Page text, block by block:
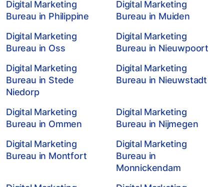
Digital Marketing
Bureau in Philippine
Digital Marketing
Bureau in Muiden
Digital Marketing
Bureau in Oss
Digital Marketing
Bureau in Nieuwpoort
Digital Marketing
Bureau in Stede
Niedorp
Digital Marketing
Bureau in Nieuwstadt
Digital Marketing
Bureau in Ommen
Digital Marketing
Bureau in Nijmegen
Digital Marketing
Bureau in Montfort
Digital Marketing
Bureau in
Monnickendam